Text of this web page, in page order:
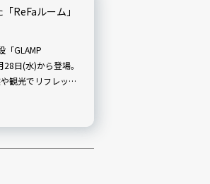
ReFaルーム」
「GLAMP
日(水)から登場。
観光でリフレッシ